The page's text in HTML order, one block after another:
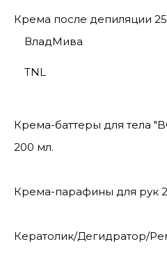
Крема после депиляции
ВладМива
TNL
Крема-баттеры для тела
200 мл.
Крема-парафины для рук
Кератолик/Дегидратор/